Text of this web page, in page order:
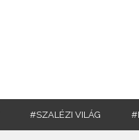
#SZALÉZI VILÁG